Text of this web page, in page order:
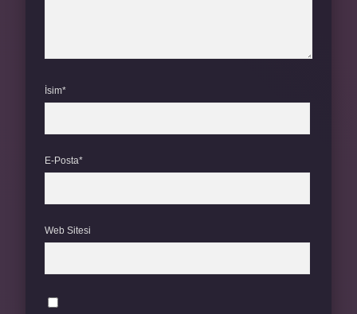
İsim*
E-Posta*
Web Sitesi